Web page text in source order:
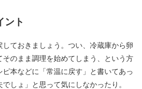
ント
しておきましょう。つい、冷蔵庫から卵
のまま調理を始めてしまう、という方
本などに「常温に戻す」と書いてあっ
しょ」と思って気にしなかったり。